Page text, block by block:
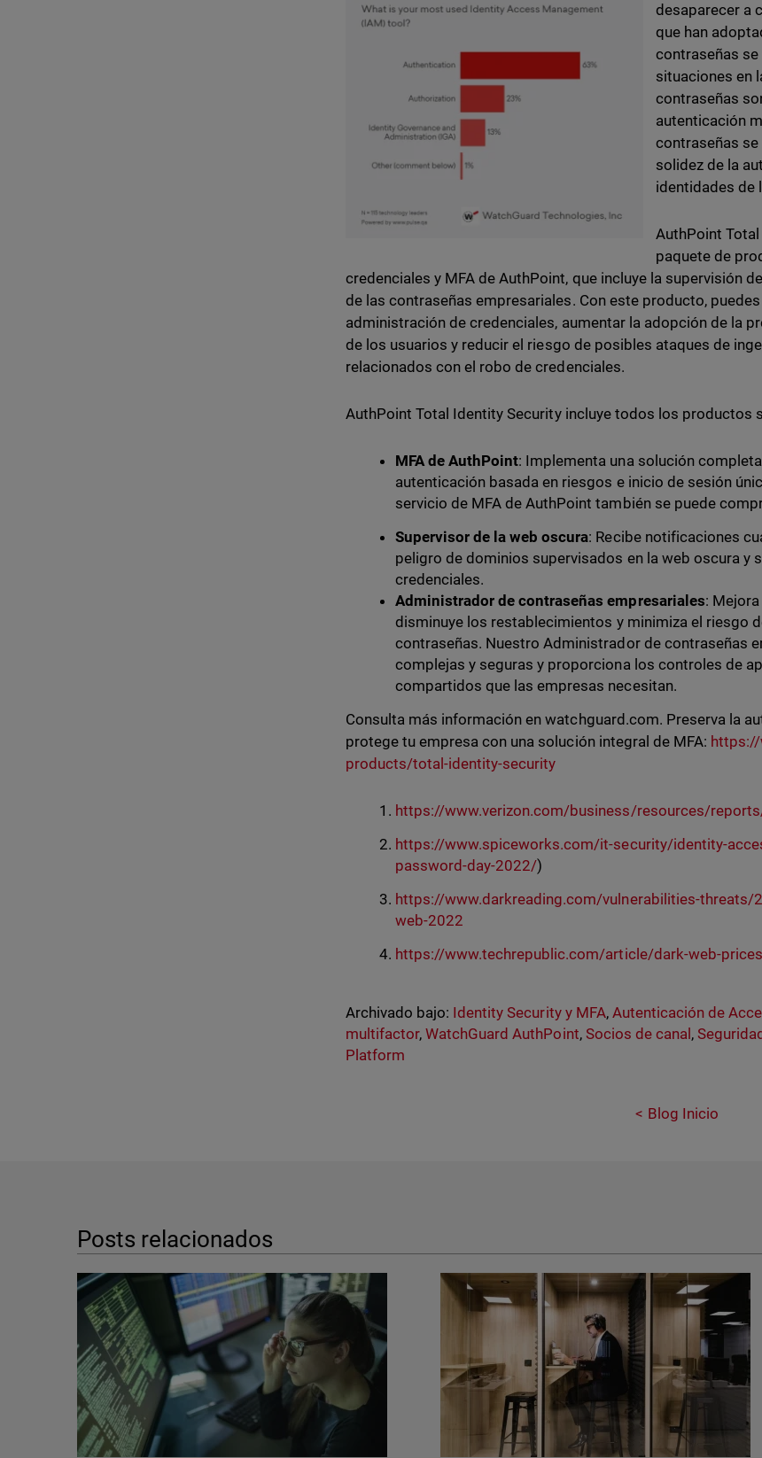
desaparecer a
que han
contraseñas se
situaciones en
contraseñas
autenticación
contraseñas
solidez de la
identidades de
AuthPoint
paquete de
credenciales y MFA de AuthPoint, que incluye la supervisión
de las contraseñas empresariales. Con este producto,
administración de credenciales, aumentar la adopción de la
de los usuarios y reducir el riesgo de posibles ataques de
relacionados con el robo de credenciales.
AuthPoint Total Identity Security incluye todos los productos
MFA de AuthPoint: Implementa una solución
autenticación basada en riesgos e inicio de sesión
servicio de MFA de AuthPoint también se puede
Supervisor de la web oscura: Recibe notificaciones
peligro de dominios supervisados en la web oscura y
credenciales.
Administrador de contraseñas empresariales:
disminuye los restablecimientos y minimiza el riesgo
contraseñas. Nuestro Administrador de contraseñas
complejas y seguras y proporciona los controles de
compartidos que las empresas necesitan.
Consulta más información en watchguard.com. Preserva la
protege tu empresa con una solución integral de MFA:
products/total-identity-security
https://www.verizon.com/business/resources/
https://www.spiceworks.com/it-security/identity-
password-day-2022/)
https://www.darkreading.com/vulnerabilities-threats/
web-2022
https://www.techrepublic.com/article/dark-web-
Archivado bajo: Identity Security y MFA, Autenticación de
multifactor,WatchGuard AuthPoint, Socios de canal ,
Platform
Blog Inicio
Posts relacionados